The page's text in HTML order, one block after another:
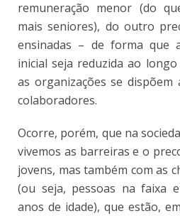
remuneração menor (do
mais seniores), do outro
ensinadas – de forma que
inicial seja reduzida ao
as organizações se
colaboradores.
Ocorre, porém, que na
vivemos as barreiras e o
jovens, mas também com as
(ou seja, pessoas na faixa
anos de idade), que estão,